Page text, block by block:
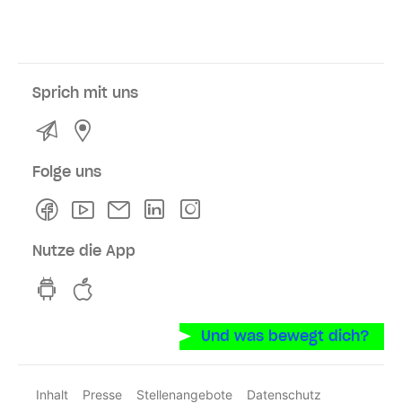
Sprich mit uns
Kontakt
Folge uns
FacebookYoutubeNewsletterLinkedln
Nutze die App
hvv switch App auf GooglePlay
Und was bewegt dich?
Inhalt Presse Stellenangebote
Datenschutz